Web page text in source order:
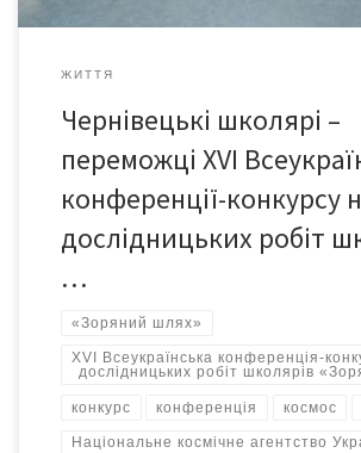
ЖИТТЯ
Чернівецькі школярі –
переможці ХVІ
конференції-конкурсу
дослідницьких робіт
…
«Зоряний шлях»
XVI Всеукраїнська конференція-
дослідницьких робіт школярів
конкурс конференція космос
Національне космічне агентство